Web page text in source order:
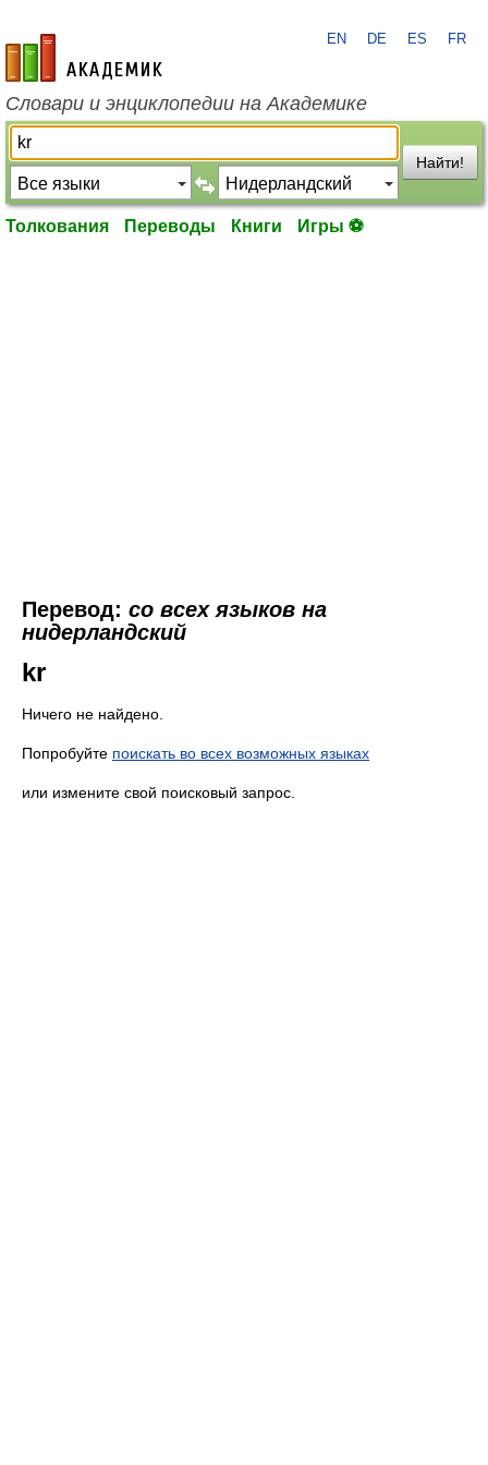
academic.ru
EN DE ES FR
Словари и энциклопедии на Академике
Найти!
Толкования Переводы Книги Игры ⚽
Перевод: со всех языков на
нидерландский
kr
Ничего не найдено.
Попробуйте поискать во всех возможных языках
или измените свой поисковый запрос.